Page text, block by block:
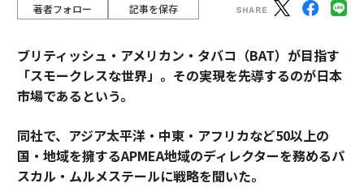
著者フォロー 記事を保存
ブリティッシュ・アメリカン・タバコ（BAT）が目指す
「スモークレスな世界」。その実現を先導するのが日本
市場であるという。
同社で、アジア太平洋・中東・アフリカなど50以上の
国・地域を擁するAPMEA地域のディレクターを務めるパ
スカル・ムルメステールに戦略を聞いた。